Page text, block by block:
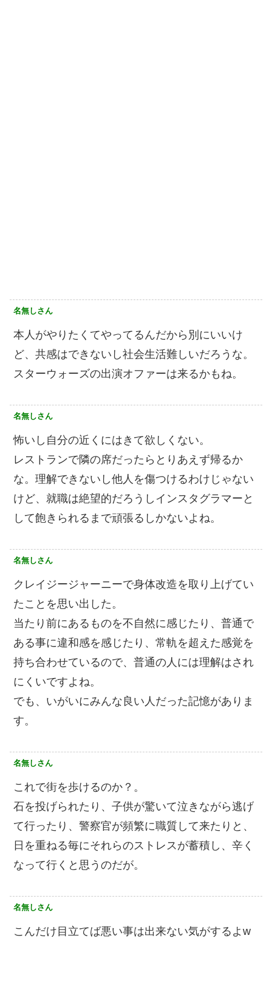
名無しさん
本人がやりたくてやってるんだから別にいいけ
ど、共感はできないし社会生活難しいだろうな。
スターウォーズの出演オファーは来るかもね。
名無しさん
怖いし自分の近くにはきて欲しくない。
レストランで隣の席だったらとりあえず帰るか
な。理解できないし他人を傷つけるわけじゃない
けど、就職は絶望的だろうしインスタグラマーと
して飽きられるまで頑張るしかないよね。
名無しさん
クレイジージャーニーで身体改造を取り上げてい
たことを思い出した。
当たり前にあるものを不自然に感じたり、普通で
ある事に違和感を感じたり、常軌を超えた感覚を
持ち合わせているので、普通の人には理解はされ
にくいですよね。
でも、いがいにみんな良い人だった記憶がありま
す。
名無しさん
これで街を歩けるのか？。
石を投げられたり、子供が驚いて泣きながら逃げ
て行ったり、警察官が頻繁に職質して来たりと、
日を重ねる毎にそれらのストレスが蓄積し、辛く
なって行くと思うのだが。
名無しさん
こんだけ目立てば悪い事は出来ない気がするよw